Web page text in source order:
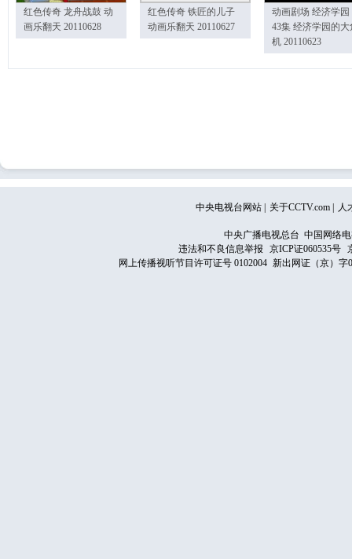
红色传奇 龙舟战鼓 动
画乐翻天 20110628
红色传奇 铁匠的儿子
动画乐翻天 20110627
动画剧场 经济学园
43集 经济学园的大
机 20110623
中央电视台网站 关于CCTV.com 人
中央广播电视总台 中国网络
违法和不良信息举报
京ICP证060535号
网上传播视听节目许可证号 0102004 新出网证（京）